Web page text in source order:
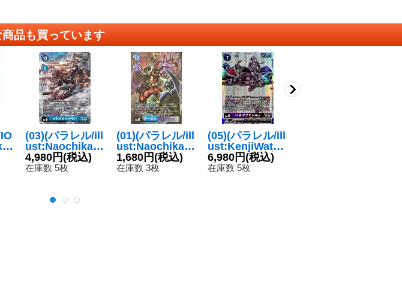
品も買っています
(03)(パラレル/ill
ust:NaochikaM
orishita)メタル
ガルルモン【SE
4,980円(税込)
在庫数 5枚
(01)(パラレル/ill
ust:NaochikaM
orishita)デーモ
ン【SEC-P】{B
1,680円(税込)
在庫数 3枚
(05)(パラレル/ill
ust:KenjiWatan
abe)ベルゼブモ
ンACE【SEC-
6,980円(税込)
在庫数 5枚